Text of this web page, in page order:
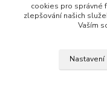
vrba@intechna.cz
cookies pro správné
zlepšování našich
Vaším
Nastavení